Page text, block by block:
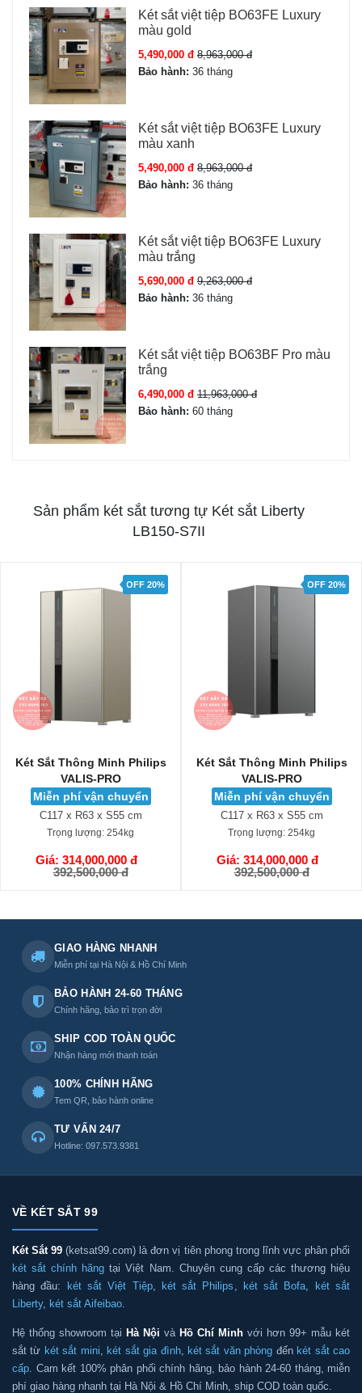
Két sắt việt tiệp BO63FE Luxury
màu gold
5,490,000 đ 8,963,000 đ
Bảo hành: 36 tháng
Két sắt việt tiệp BO63FE Luxury
màu xanh
5,490,000 đ 8,963,000 đ
Bảo hành: 36 tháng
Két sắt việt tiệp BO63FE Luxury
màu trắng
5,690,000 đ 9,263,000 đ
Bảo hành: 36 tháng
Két sắt việt tiệp BO63BF Pro màu
trắng
6,490,000 đ 11,963,000 đ
Bảo hành: 60 tháng
Sản phẩm két sắt tương tự Két sắt Liberty
LB150-S7II
OFF 20%
Két Sắt Thông Minh Philips
VALIS-PRO
Miễn phí vận chuyển
C117 x R63 x S55 cm
Trọng lượng: 254kg
Giá: 314,000,000 đ
392,500,000 đ
GIỎ HÀNG
OFF 20%
Két Sắt Thông Minh Philips
VALIS-PRO
Miễn phí vận chuyển
C117 x R63 x S55 cm
Trọng lượng: 254kg
Giá: 314,000,000 đ
392,500,000 đ
GIỎ HÀNG
GIAO HÀNG NHANH
Miễn phí tại Hà Nội & Hồ Chí Minh
BẢO HÀNH 24-60 THÁNG
Chính hãng, bảo trì trọn đời
SHIP COD TOÀN QUỐC
Nhận hàng mới thanh toán
100% CHÍNH HÃNG
Tem QR, bảo hành online
TƯ VẤN 24/7
Hotline: 097.573.9381
VỀ KÉT SẮT 99
Két Sắt 99 (ketsat99.com) là đơn vị tiên phong trong lĩnh vực phân phối
két sắt chính hãng tại Việt Nam. Chuyên cung cấp các thương hiệu
hàng đầu: két sắt Việt Tiệp, két sắt Philips két sắt Bofa
két sắt
Liberty, két sắt Aifeibao
Hệ thống showroom tại Hà Nội và Hồ Chí Minh với hơn 99+ mẫu két
sắt từ két sắt mini ,két sắt gia đình, két sắt văn phòng đếnkét sắt cao
cấp . Cam kết 100% phân phối chính hãng, bảo hành 24-60 tháng, miễn
phí giao hàng nhanh tại Hà Nội & Hồ Chí Minh, ship COD toàn quốc.